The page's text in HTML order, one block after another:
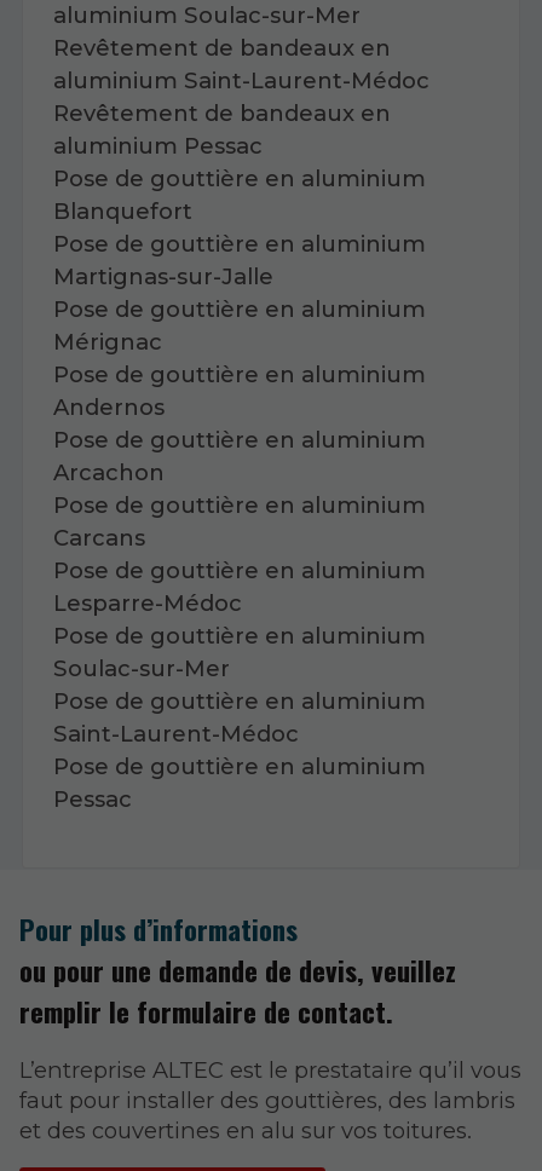
aluminium Soulac-sur-Mer
Revêtement de bandeaux en
aluminium Saint-Laurent-Médoc
Revêtement de bandeaux en
aluminium Pessac
Pose de gouttière en aluminium
Blanquefort
Pose de gouttière en aluminium
Martignas-sur-Jalle
Pose de gouttière en aluminium
Mérignac
Pose de gouttière en aluminium
Andernos
Pose de gouttière en aluminium
Arcachon
Pose de gouttière en aluminium
Carcans
Pose de gouttière en aluminium
Lesparre-Médoc
Pose de gouttière en aluminium
Soulac-sur-Mer
Pose de gouttière en aluminium
Saint-Laurent-Médoc
Pose de gouttière en aluminium
Pessac
Pour plus d’informations
ou pour une demande de devis, veuillez
remplir le formulaire de contact.
L’entreprise ALTEC est le prestataire qu’il vous
faut pour installer des gouttières, des lambris
et des couvertines en alu sur vos toitures.